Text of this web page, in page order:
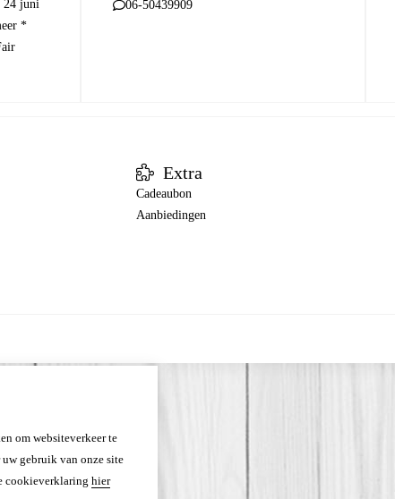
24 juni
*
06-50439909
Extra
Cadeaubon
Aanbiedingen
om websiteverkeer te
gebruik van onze site
cookieverklaring hier